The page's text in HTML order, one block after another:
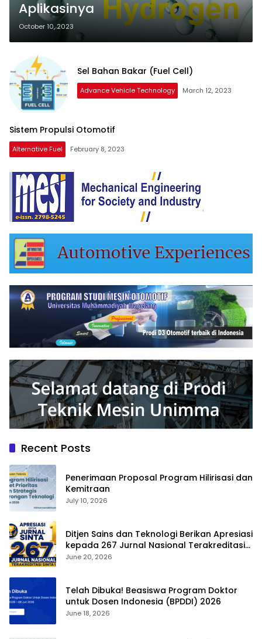
Aplikasinya
October 10, 2023
Sel Bahan Bakar (Fuel Cell)
Advance Vehicle Technology March 12, 2023
Sistem Propulsi Otomotif
Alternative Fuel February 8, 2023
Recent Posts
Penerimaan Proposal Program Hilirisasi dan
Kemitraan
July 10, 2026
Ditjen Sains dan Teknologi Berikan Apresiasi
kepada 267 Jurnal Nasional Terakreditasi
SINTA 1
June 20, 2026
Telah Dibuka! Beasiswa Program Doktor
untuk Dosen Indonesia (BPDDI) 2026
June 18, 2026